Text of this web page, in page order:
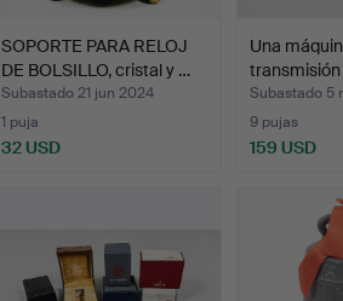
SOPORTE PARA RELOJ
DE BOLSILLO, cristal y …
Subastado 21 jun 2024
1 puja
32 USD
Una
Kleise…
Subastado 5
9 pujas
159 USD